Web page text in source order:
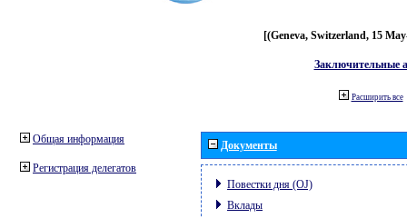
[(Geneva, Switzerland, 15
Заключительные
Расширить все
Общая информация
Регистрация делегатов
Документы
Повестки дня (OJ)
Вклады